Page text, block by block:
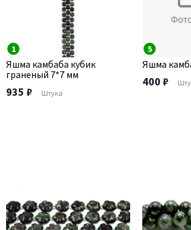
1
Яшма камбаба кубик
граненый 7*7 мм
935 ₽ Штука
5
Яшма
400 ₽